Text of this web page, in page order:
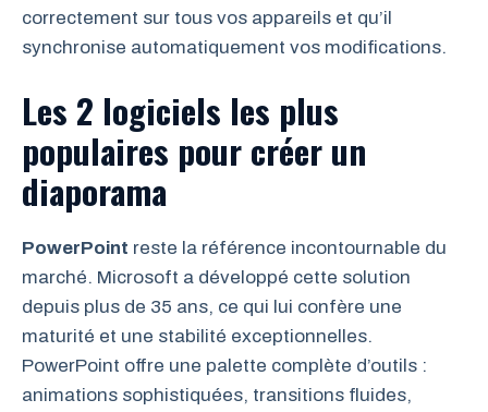
correctement sur tous vos appareils et qu’il
synchronise automatiquement vos modifications.
Les 2 logiciels les plus
populaires pour créer un
diaporama
PowerPoint reste la référence incontournable du
marché. Microsoft a développé cette solution
depuis plus de 35 ans, ce qui lui confère une
maturité et une stabilité exceptionnelles.
PowerPoint offre une palette complète d’outils :
animations sophistiquées, transitions fluides,